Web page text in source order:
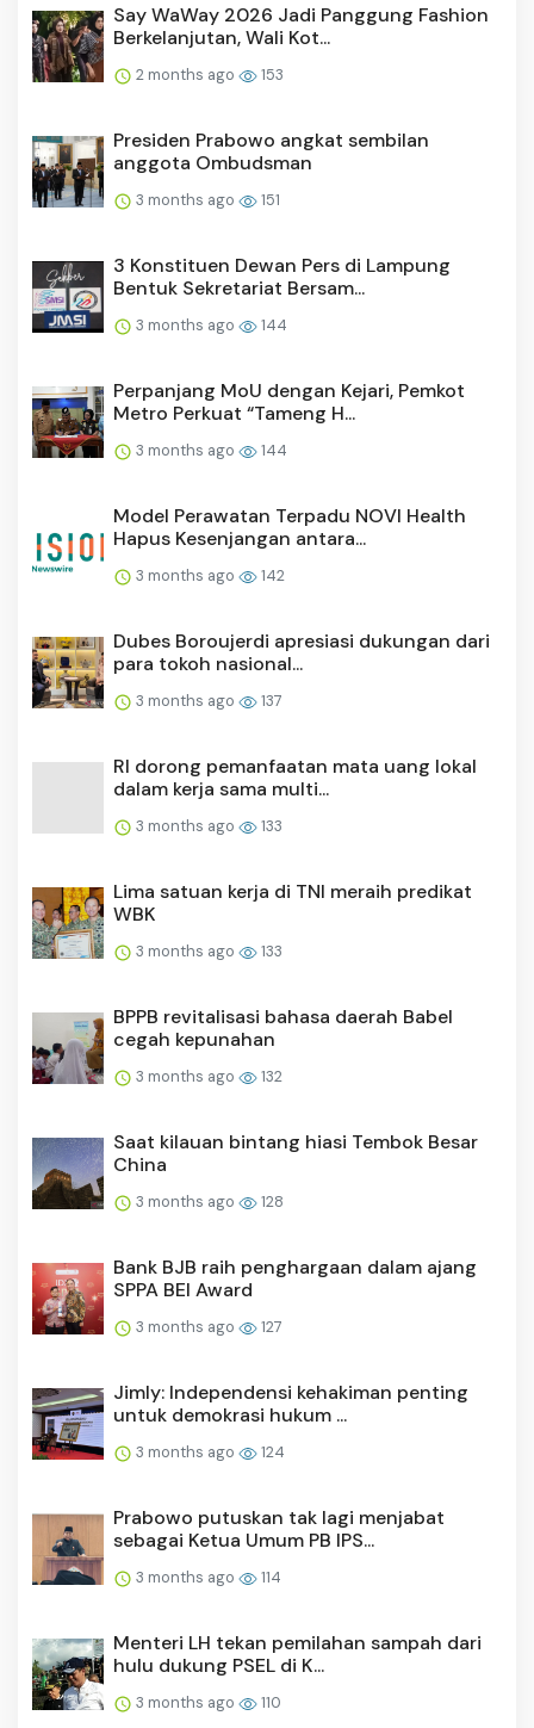
Say WaWay 2026 Jadi Panggung Fashion
Berkelanjutan, Wali Kot...
2 months ago 153
Presiden Prabowo angkat sembilan
anggota Ombudsman
3 months ago 151
3 Konstituen Dewan Pers di Lampung
Bentuk Sekretariat Bersam...
3 months ago 144
Perpanjang MoU dengan Kejari, Pemkot
Metro Perkuat “Tameng H...
3 months ago 144
Model Perawatan Terpadu NOVI Health
Hapus Kesenjangan antara...
3 months ago 142
Dubes Boroujerdi apresiasi dukungan dari
para tokoh nasional...
3 months ago 137
RI dorong pemanfaatan mata uang lokal
dalam kerja sama multi...
3 months ago 133
Lima satuan kerja di TNI meraih predikat
WBK
3 months ago 133
BPPB revitalisasi bahasa daerah Babel
cegah kepunahan
3 months ago 132
Saat kilauan bintang hiasi Tembok Besar
China
3 months ago 128
Bank BJB raih penghargaan dalam ajang
SPPA BEI Award
3 months ago 127
Jimly: Independensi kehakiman penting
untuk demokrasi hukum ...
3 months ago 124
Prabowo putuskan tak lagi menjabat
sebagai Ketua Umum PB IPS...
3 months ago 114
Menteri LH tekan pemilahan sampah dari
hulu dukung PSEL di K...
3 months ago 110